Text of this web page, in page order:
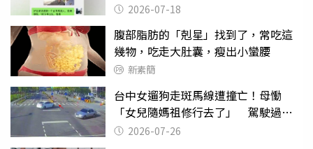
2026-07-18
腹部脂肪的「剋星」找到了，常吃這
幾物，吃走大肚囊，瘦出小蠻腰
新素簡
台中女遛狗走斑馬線遭撞亡！母慟
「女兒隨媽祖修行去了」 駕駛過失
致死判9月
2026-07-26